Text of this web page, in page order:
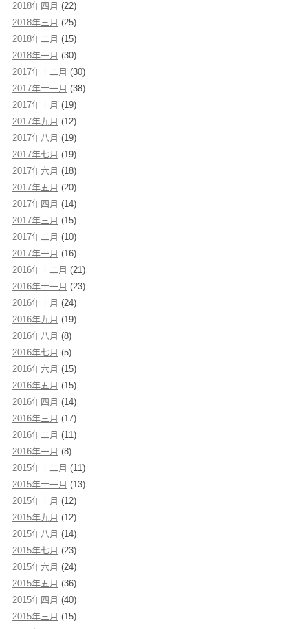
2018年四月 (22)
2018年三月 (25)
2018年二月 (15)
2018年一月 (30)
2017年十二月 (30)
2017年十一月 (38)
2017年十月 (19)
2017年九月 (12)
2017年八月 (19)
2017年七月 (19)
2017年六月 (18)
2017年五月 (20)
2017年四月 (14)
2017年三月 (15)
2017年二月 (10)
2017年一月 (16)
2016年十二月 (21)
2016年十一月 (23)
2016年十月 (24)
2016年九月 (19)
2016年八月 (8)
2016年七月 (5)
2016年六月 (15)
2016年五月 (15)
2016年四月 (14)
2016年三月 (17)
2016年二月 (11)
2016年一月 (8)
2015年十二月 (11)
2015年十一月 (13)
2015年十月 (12)
2015年九月 (12)
2015年八月 (14)
2015年七月 (23)
2015年六月 (24)
2015年五月 (36)
2015年四月 (40)
2015年三月 (15)